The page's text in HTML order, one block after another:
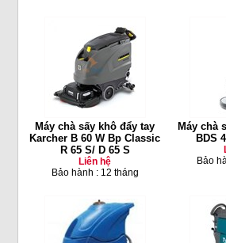
Máy chà sấy khô đẩy tay
Karcher B 60 W Bp Classic
R 65 S/ D 65 S
Liên hệ
Bảo hành : 12 tháng
Máy chà
BDS
Bảo